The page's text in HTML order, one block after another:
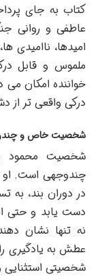
کتاب به جای
عاطفی و روانی
امیدها، ناامیدی
ملموس و قابل
خواننده امکان
درکی واقعی تر از
شخصیت خاص و
شخصیت محمود
چندوجهی است. او
در دوران بند، به
دست یابد و حتی
نه تنها نشان
عطش به یادگیری
شخصیتی